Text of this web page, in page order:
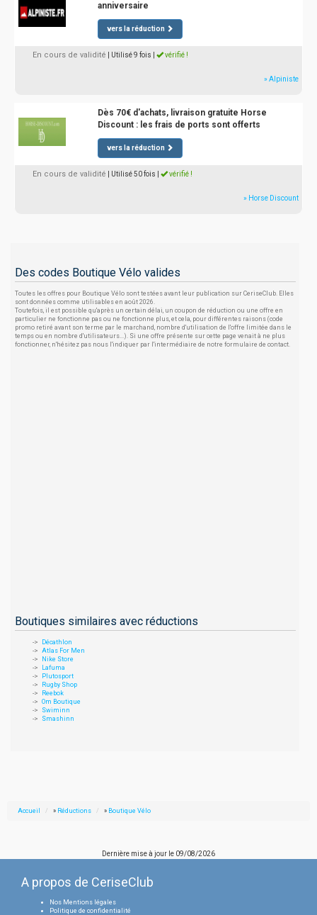
anniversaire
vers la réduction
En cours de validité | Utilisé 9 fois vérifié !
» Alpiniste
Dès 70€ d'achats, livraison gratuite Horse
Discount : les frais de ports sont offerts
vers la réduction
En cours de validité | Utilisé 50 fois vérifié !
» Horse Discount
Des codes Boutique Vélo valides
Toutes les offres pour Boutique Vélo sont testées avant leur publication sur CeriseClub. Elles
sont données comme utilisables en août 2026.
Toutefois, il est possible qu'après un certain délai, un coupon de réduction ou une offre en
particulier ne fonctionne pas ou ne fonctionne plus, et cela, pour différentes raisons (code
promo retiré avant son terme par le marchand, nombre d'utilisation de l'offre limitée dans le
temps ou en nombre d'utilisateurs...). Si une offre présente sur cette page venait à ne plus
fonctionner, n'hésitez pas nous l'indiquer par l'intermédiaire de notre formulaire de contact.
Boutiques similaires avec réductions
Décathlon
Atlas For Men
Nike Store
Lafuma
Plutosport
Rugby Shop
Reebok
Om Boutique
Swiminn
Smashinn
Accueil » Réductions » Boutique Vélo
Dernière mise à jour le 09/08/2026
A propos de CeriseClub
Nos Mentions légales
Politique de confidentialité